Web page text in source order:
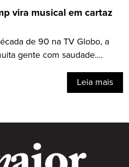
vira musical em cartaz
de 90 na TV Globo, a
gente com saudade....
Leia mais